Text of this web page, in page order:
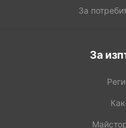
За
За